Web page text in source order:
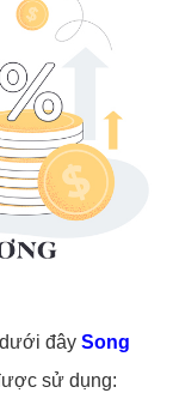
dưới đâySong
sử dụng: